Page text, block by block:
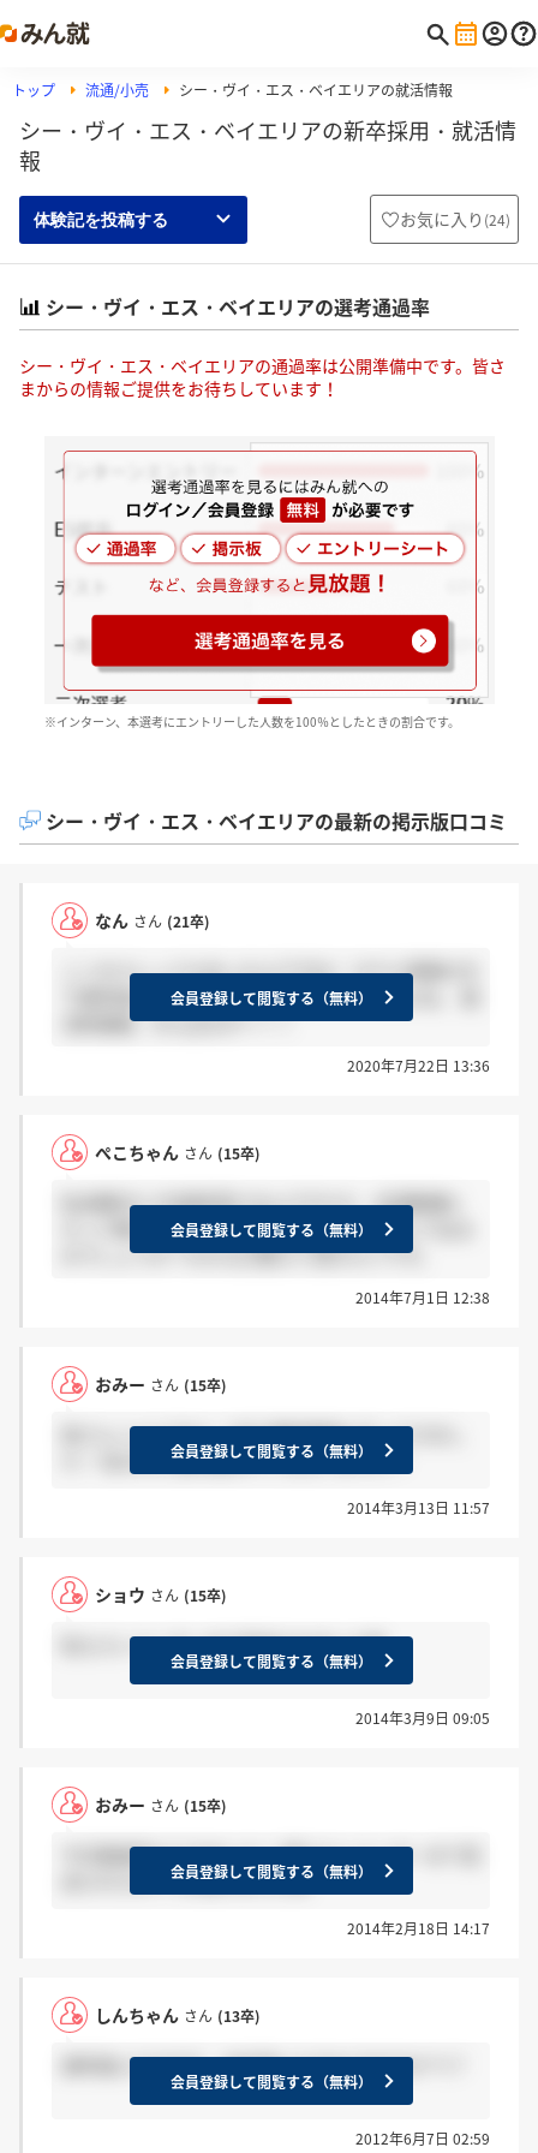
トップ 流通/小売 シー・ヴイ・エス・ベイエリアの就活情報
シー・ヴイ・エス・ベイエリアの新卒採用・就活情
報
体験記を投稿する お気に入り (24)
シー・ヴイ・エス・ベイエリアの選考通過率
シー・ヴイ・エス・ベイエリアの通過率は公開準備中です。皆さ
まからの情報ご提供をお待ちしています！
※インターン、本選考にエントリーした人数を100％としたときの割合です。
シー・ヴイ・エス・ベイエリアの最新の掲示版口コミ
なん さん (21卒)
ここのスレッドもあったんですね！ ホテル事業の方
で選考進んでいますが人事の方いい人ですよね。 就
活終盤戦、がんばるぞ～！！
会員登録して閲覧する（無料）
2020年7月22日 13:36
ぺこちゃん さん (15卒)
私金曜日に1次選考受けるんですけど、志望動機と
かって聞かれますか？適性検査はどんな感じで出る
のでしょうか？わかる方教えて頂きたいです。
会員登録して閲覧する（無料）
2014年7月1日 12:38
おみー さん (15卒)
皆さんこんにちわ！ 今日 最終面接に行ってきまし
た！ 私以外に選考進まれてる方いますか？
会員登録して閲覧する（無料）
2014年3月13日 11:57
ショウ さん (15卒)
私もエレベーターまで見送られました笑
会員登録して閲覧する（無料）
2014年3月9日 09:05
おみー さん (15卒)
今日面接受けてきました！ 帰りエレベーターまで見
送られたので 1次落ちました笑
会員登録して閲覧する（無料）
2014年2月18日 14:17
しんちゃん さん (13卒)
選考進んでる方や、内定頂いた方みてますか(^^)？
会員登録して閲覧する（無料）
2012年6月7日 02:59